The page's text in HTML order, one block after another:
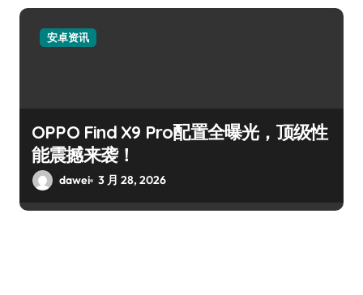
安卓资讯
OPPO Find X9 Pro配置全曝光，顶级性
能震撼来袭！
dawei 3 月 28, 2026